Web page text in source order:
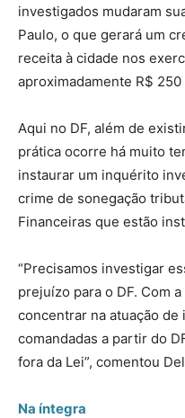
investigados mudaram
Paulo, o que gerará um
receita à cidade nos
aproximadamente R$
Aqui no DF, além de
prática ocorre há muito
instaurar um inquérito
crime de sonegação
Financeiras que estão
“Precisamos investigar
prejuízo para o DF. Com
concentrar na atuação
comandadas a partir do
fora da Lei”, comentou
Na íntegra